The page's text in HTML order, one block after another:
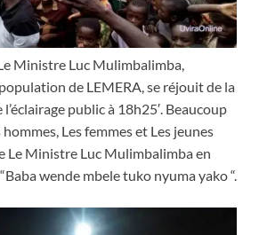
Ministre Luc Mulimbalimba,
de LEMERA, se réjouit de la
public à 18h25′. Beaucoup
Les femmes et Les jeunes
Le Ministre Luc Mulimbalimba en
wende mbele tuko nyuma yako “.